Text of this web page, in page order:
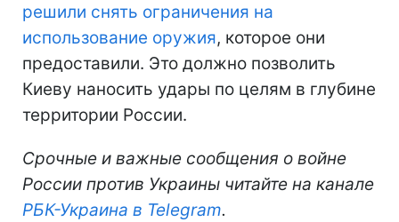
решили снять ограничения на
использование оружия, которое они
предоставили. Это должно позволить
Киеву наносить удары по целям в глубине
территории России.
Срочные и важные сообщения о войне
России против Украины читайте на канале
РБК-Украина в Telegram.